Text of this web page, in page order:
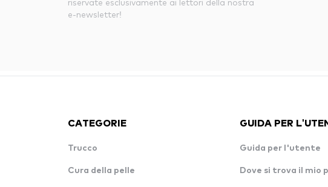
e-newsletter!
CATEGORIE
Trucco
Cura della pelle
GUIDA PER
Guida per l'utente
Dove si trova il mio